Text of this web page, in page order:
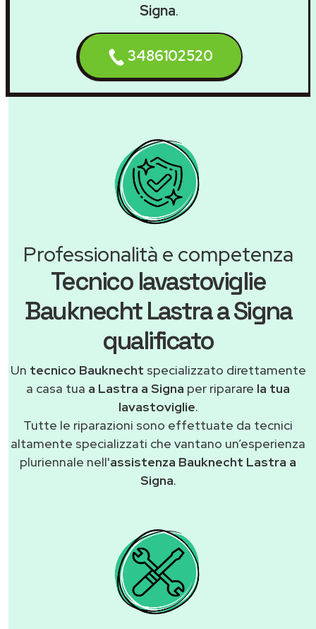
Signa.
3486102520
Professionalità e competenza
Tecnico lavastoviglie
Bauknecht Lastra a Signa
qualificato
Un tecnico Bauknecht specializzato direttamente
a casa tua a Lastra a Signa per riparare la tua
lavastoviglie.
Tutte le riparazioni sono effettuate da tecnici
altamente specializzati che vantano un’esperienza
pluriennale nell'assistenza Bauknecht Lastra a
Signa.